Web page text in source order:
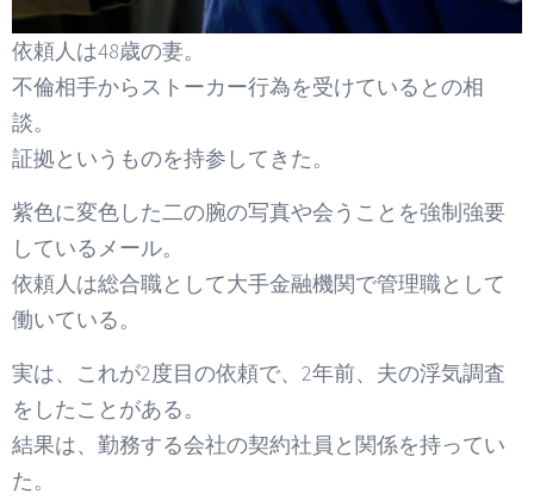
依頼人は48歳の妻。
不倫相手からストーカー行為を受けているとの相
談。
証拠というものを持参してきた。
紫色に変色した二の腕の写真や会うことを強制強要
しているメール。
依頼人は総合職として大手金融機関で管理職として
働いている。
実は、これが2度目の依頼で、2年前、夫の浮気調査
をしたことがある。
結果は、勤務する会社の契約社員と関係を持ってい
た。